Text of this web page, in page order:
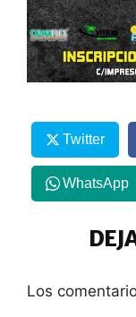
Twitter
WhatsApp
Los